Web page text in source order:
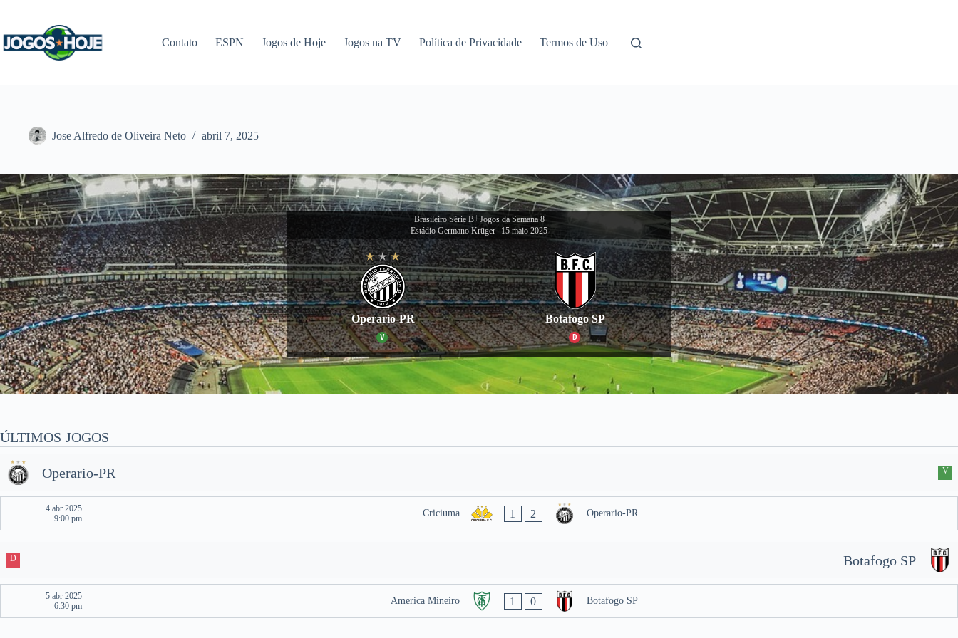
conteúdo
Contato ESPN Jogos de Hoje Jogos na TV Política de Privacidade Termos de Uso
Jose Alfredo de Oliveira Neto abril 7, 2025
Brasileiro Série B
Jogos da Semana 8
Estádio Germano Krüger
15 maio 2025
Operario-PR
V
Botafogo SP
D
ÚLTIMOS JOGOS
Operario-PR V
4 abr 2025
9:00 pm
Criciuma 1 2 Operario-PR
Botafogo SP
D
5 abr 2025
6:30 pm
America Mineiro 1 0 Botafogo SP